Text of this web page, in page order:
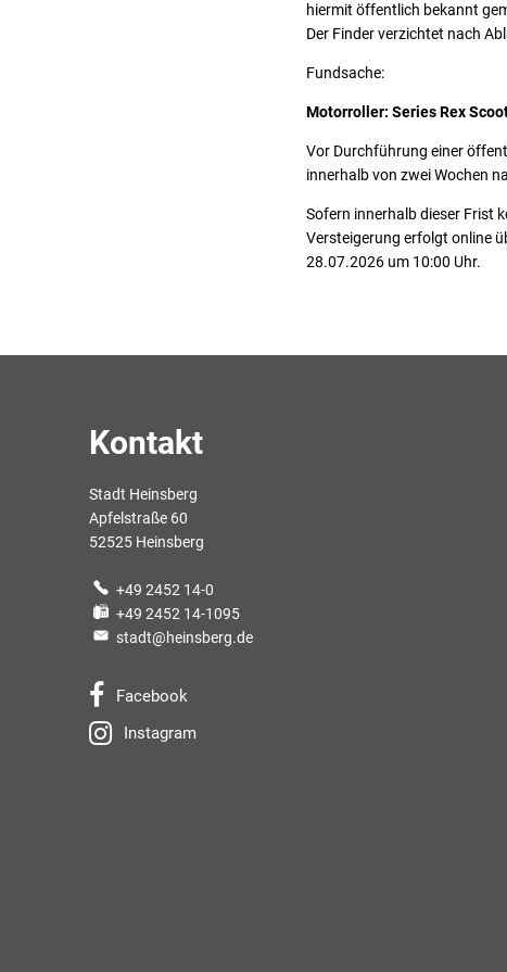
hiermit öffentlich bekannt
Der Finder verzichtet nach
Fundsache:
Motorroller: Series Rex
Vor Durchführung einer
innerhalb von zwei Wochen
Sofern innerhalb dieser Frist
Versteigerung erfolgt online
28.07.2026 um 10:00 Uhr.
Kontakt
Stadt Heinsberg
Apfelstraße 60
52525 Heinsberg
+49 2452 14-0
+49 2452 14-1095
stadt@heinsberg.de
Facebook
Instagram